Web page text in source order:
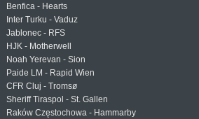
Benfica - Hearts
Inter Turku - Vaduz
Jablonec - RFS
HJK - Motherwell
Noah Yerevan - Sion
Paide LM - Rapid Wien
CFR Cluj - Tromsø
Sheriff Tiraspol - St. Gallen
Raków Częstochowa - Hammarby